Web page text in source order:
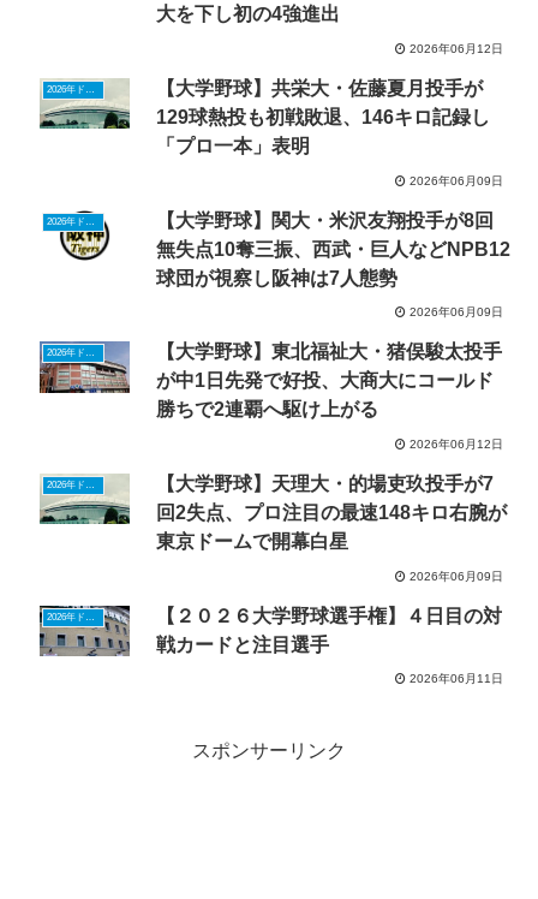
大を下し初の4強進出
2026年06月12日
2026年ドラフトニュース
【大学野球】共栄大・佐藤夏月投手が
129球熱投も初戦敗退、146キロ記録し
「プロ一本」表明
2026年06月09日
【大学野球】関大・米沢友翔投手が8回
無失点10奪三振、西武・巨人などNPB12
球団が視察し阪神は7人態勢
2026年06月09日
2026年ドラフトニュース
【大学野球】東北福祉大・猪俣駿太投手
が中1日先発で好投、大商大にコールド
勝ちで2連覇へ駆け上がる
2026年06月12日
2026年ドラフトニュース
【大学野球】天理大・的場吏玖投手が7
回2失点、プロ注目の最速148キロ右腕が
東京ドームで開幕白星
2026年06月09日
【２０２６大学野球選手権】４日目の対
戦カードと注目選手
2026年06月11日
スポンサーリンク